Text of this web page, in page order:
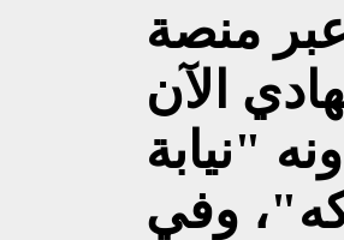
منصة
الآن
"نيابة
وفي